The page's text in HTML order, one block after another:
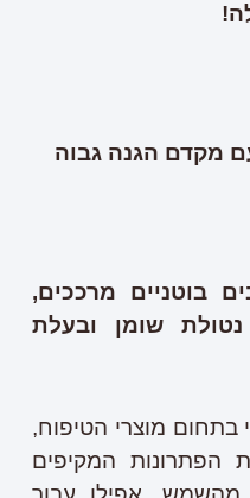
מקדם הגנה גבוה
בוטניים מרככים,
שומן ובעלת
בתחום מוצרי הטיפוח,
הפתרונות המקיפים